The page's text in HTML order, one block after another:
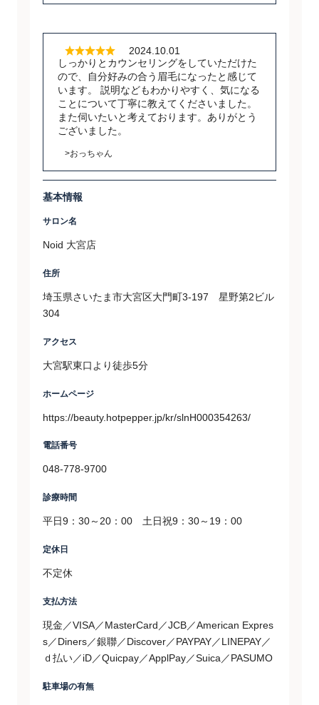
2024.10.01
しっかりとカウンセリングをしていただけた
ので、自分好みの合う眉毛になったと感じて
います。 説明などもわかりやすく、気になる
ことについて丁寧に教えてくださいました。
また伺いたいと考えております。ありがとう
ございました。
>おっちゃん
基本情報
サロン名
Noid 大宮店
住所
埼玉県さいたま市大宮区大門町3-197 星野第2ビル
304
アクセス
大宮駅東口より徒歩5分
ホームページ
https://beauty.hotpepper.jp/kr/slnH000354263/
電話番号
048-778-9700
診療時間
平日9：30～20：00 土日祝9：30～19：00
定休日
不定休
支払方法
現金／VISA／MasterCard／JCB／American Expres
s／Diners／銀聯／Discover／PAYPAY／LINEPAY／
ｄ払い／iD／Quicpay／ApplPay／Suica／PASUMO
駐車場の有無